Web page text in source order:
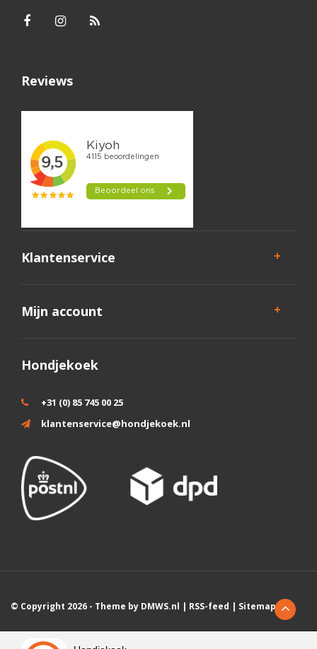
Reviews
Klantenservice
Mijn account
Hondjekoek
+31 (0) 85 745 00 25
klantenservice@hondjekoek.nl
© Copyright 2026 - Theme by DMWS.nl RSS-feed Sitemap
Wij slaan cookies op om onze website te verbeteren. Is dat akkoord?